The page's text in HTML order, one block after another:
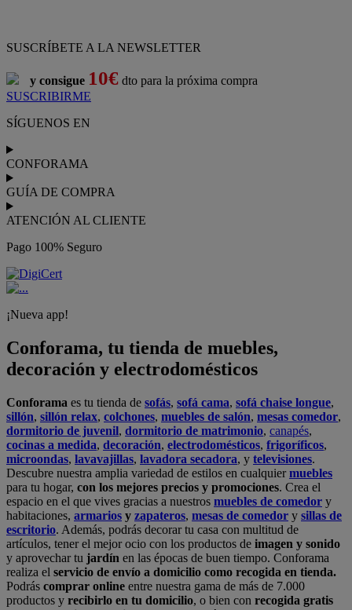
SUSCRÍBETE A LA NEWSLETTER
y consigue 10€ dto para la próxima compra
SUSCRIBIRME
SÍGUENOS EN
CONFORAMA
GUÍA DE COMPRA
ATENCIÓN AL CLIENTE
Pago 100% Seguro
¡Nueva app!
Conforama, tu tienda de muebles,
decoración y electrodomésticos
Conforama es tu tienda de sofás, sofá cama, sofá chaise longue,
sillón, sillón relax, colchones, muebles de salón, mesas comedor,
dormitorio de juvenil, dormitorio de matrimonio, canapés,
cocinas a medida, decoración, electrodomésticos, frigoríficos,
microondas, lavavajillas, lavadora secadora, y televisiones.
Descubre nuestra amplia variedad de estilos en cualquiermuebles
para tu hogar, con los mejores precios y promociones. Crea el
espacio en el que vives gracias a nuestros muebles de comedor y
habitaciones, armarios y zapateros, mesas de comedor y sillas de
escritorio. Además, podrás decorar tu casa con multitud de
artículos, tener el mejor ocio con los productos de imagen y sonido
y aprovechar tu jardín en las épocas de buen tiempo. Conforama
realiza el servicio de envío a domicilio como recogida en tienda.
Podrás comprar online entre nuestra gama de más de 7.000
productos y recibirlo en tu domicilio, o bien con recogida gratis